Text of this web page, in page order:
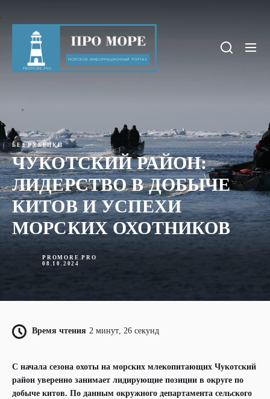
to
БЕЗ РУБРИКИ
ЧУКОТСКИЙ РАЙОН:
ЛИДЕРСТВО В ДОБЫЧЕ
КИТОВ И УСПЕХИ
МОРСКИХ ОХОТНИКОВ
PROMORE.PRO
08.10.2024
море
Время чтения 2 минут, 26 секунд
С начала сезона охоты на морских млекопитающих Чукотский
район уверенно занимает лидирующие позиции в округе по
добыче китов. По данным окружного департамента сельского